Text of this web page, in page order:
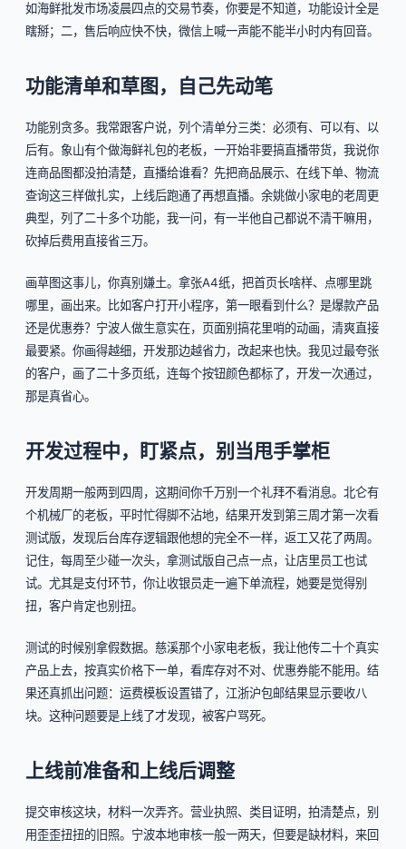
如海鲜批发市场凌晨四点的交易节奏，你要是不知道，功能设计全是
瞎掰；二，售后响应快不快，微信上喊一声能不能半小时内有回音。
功能清单和草图，自己先动笔
功能别贪多。我常跟客户说，列个清单分三类：必须有、可以有、以
后有。象山有个做海鲜礼包的老板，一开始非要搞直播带货，我说你
连商品图都没拍清楚，直播给谁看？先把商品展示、在线下单、物流
查询这三样做扎实，上线后跑通了再想直播。余姚做小家电的老周更
典型，列了二十多个功能，我一问，有一半他自己都说不清干嘛用，
砍掉后费用直接省三万。
画草图这事儿，你真别嫌土。拿张A4纸，把首页长啥样、点哪里跳
哪里，画出来。比如客户打开小程序，第一眼看到什么？是爆款产品
还是优惠券？宁波人做生意实在，页面别搞花里哨的动画，清爽直接
最要紧。你画得越细，开发那边越省力，改起来也快。我见过最夸张
的客户，画了二十多页纸，连每个按钮颜色都标了，开发一次通过，
那是真省心。
开发过程中，盯紧点，别当甩手掌柜
开发周期一般两到四周，这期间你千万别一个礼拜不看消息。北仑有
个机械厂的老板，平时忙得脚不沾地，结果开发到第三周才第一次看
测试版，发现后台库存逻辑跟他想的完全不一样，返工又花了两周。
记住，每周至少碰一次头，拿测试版自己点一点，让店里员工也试
试。尤其是支付环节，你让收银员走一遍下单流程，她要是觉得别
扭，客户肯定也别扭。
测试的时候别拿假数据。慈溪那个小家电老板，我让他传二十个真实
产品上去，按真实价格下一单，看库存对不对、优惠券能不能用。结
果还真抓出问题：运费模板设置错了，江浙沪包邮结果显示要收八
块。这种问题要是上线了才发现，被客户骂死。
上线前准备和上线后调整
提交审核这块，材料一次弄齐。营业执照、类目证明，拍清楚点，别
用歪歪扭扭的旧照。宁波本地审核一般一两天，但要是缺材料，来回